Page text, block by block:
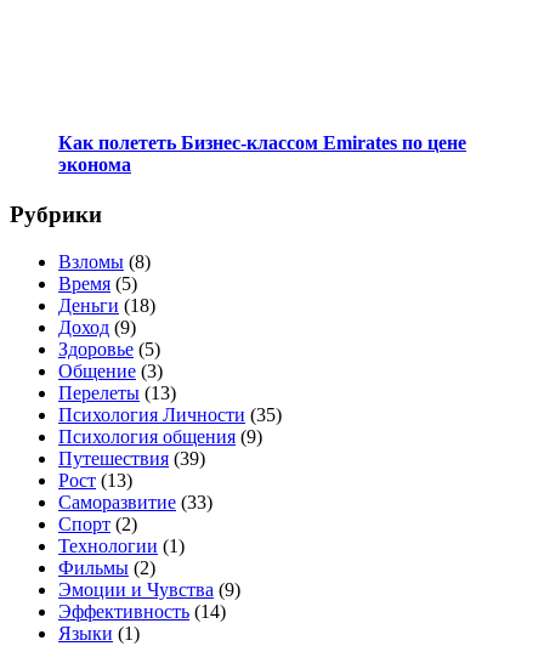
Как полететь Бизнес-классом Emirates по цене
эконома
Рубрики
Взломы (8)
Время (5)
Деньги (18)
Доход (9)
Здоровье (5)
Общение (3)
Перелеты (13)
Психология Личности (35)
Психология общения (9)
Путешествия (39)
Рост (13)
Саморазвитие (33)
Спорт (2)
Технологии (1)
Фильмы (2)
Эмоции и Чувства (9)
Эффективность (14)
Языки (1)